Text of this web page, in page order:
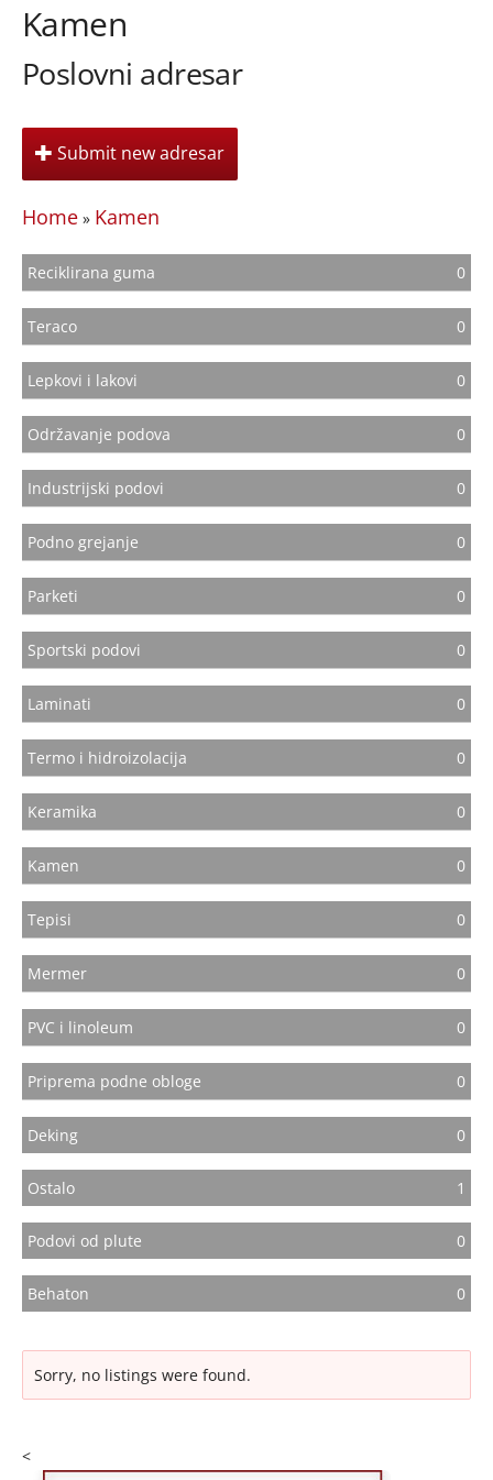
Kamen
Poslovni adresar
Submit new adresar
Home » Kamen
Reciklirana guma 0
Teraco 0
Lepkovi i lakovi 0
Održavanje podova 0
Industrijski podovi 0
Podno grejanje 0
Parketi 0
Sportski podovi 0
Laminati 0
Termo i hidroizolacija 0
Keramika 0
Kamen 0
Tepisi 0
Mermer 0
PVC i linoleum 0
Priprema podne obloge 0
Deking 0
Ostalo 1
Podovi od plute 0
Behaton 0
Sorry, no listings were found.
<